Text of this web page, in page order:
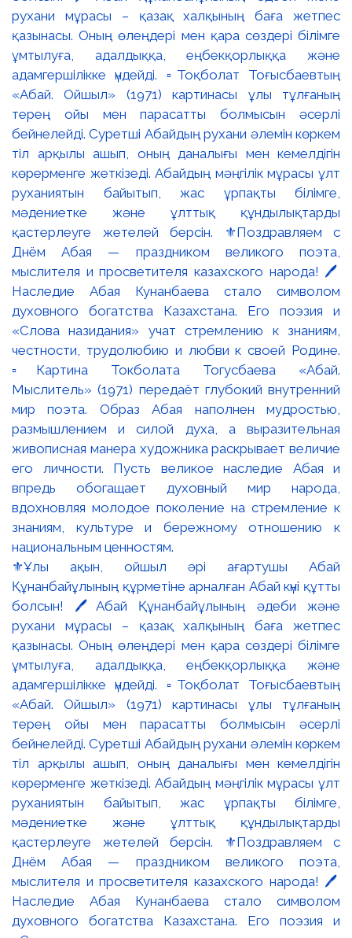
⚜️Ұлы ақын, ойшыл әрі ағартушы Абай
Құнанбайұлының құрметіне арналған Абай күні құтты
болсын! 🖊️Абай Құнанбайұлының әдеби және
рухани мұрасы – қазақ халқының баға жетпес
қазынасы. Оның өлеңдері мен қара сөздері білімге
ұмтылуға, адалдыққа, еңбекқорлыққа және
адамгершілікке үндейді. ▫️Тоқболат Тоғысбаевтың
«Абай. Ойшыл» (1971) картинасы ұлы тұлғаның
терең ойы мен парасатты болмысын әсерлі
бейнелейді. Суретші Абайдың рухани әлемін көркем
тіл арқылы ашып, оның даналығы мен кемелдігін
көрерменге жеткізеді. Абайдың мәңгілік мұрасы ұлт
руханиятын байытып, жас ұрпақты білімге,
мәдениетке және ұлттық құндылықтарды
қастерлеуге жетелей берсін. ⚜️Поздравляем с
Днём Абая — праздником великого поэта,
мыслителя и просветителя казахского народа! 🖊️
Наследие Абая Кунанбаева стало символом
духовного богатства Казахстана. Его поэзия и